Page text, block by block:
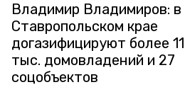
Владимир Владимиров: в
Ставропольском крае
догазифицируют более 11
тыс. домовладений и 27
соцобъектов